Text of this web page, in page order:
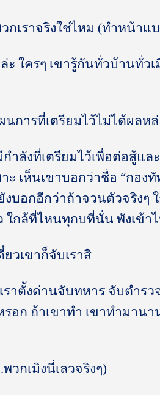
กเราจริงใช่ไหม (ทำหน้าแ
ใครๆ เขารู้กันทั่วบ้านทั่ว
นการที่เตรียมไว้ไม่ได้ผลหล่
ำลังที่เตรียมไว้เพื่อต่อสู้แล
เห็นเขาบอกว่าชื่อ “กอง
บอกอีกว่าถ้าจวนตัวจริงๆ
ใกล้ที่ไหนทุกบที่นั่น พังเข้าไ
วเขาก็จับเราสิ
าตั้งด่านจับทหาร จับตำรว
อก ถ้าเขาทำ เขาทำมาน
วกเมิงนี่เลวจริงๆ)